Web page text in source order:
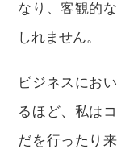
なり、客観的
しれません。
ビジネスにお
るほど、私は
だを行ったり